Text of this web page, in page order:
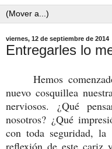
viernes, 12 de septiembre de 2014
Entregarles lo
Hemos
nuevo cosquillea
nerviosos. ¿Qué
nosotros? ¿Qué
con toda seguridad, la
reflexión de este cariz